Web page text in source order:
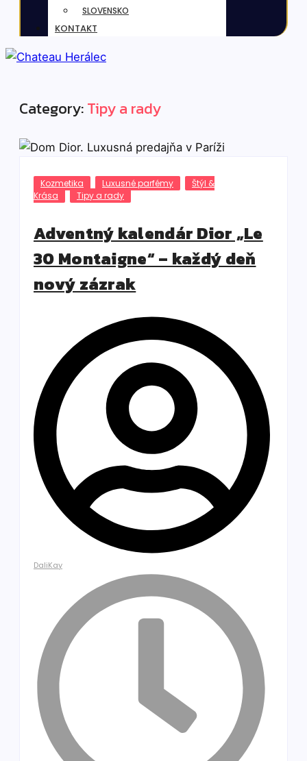
SLOVENSKO
KONTAKT
Category:Tipy a rady
Kozmetika Luxusné parfémy
Štýl &
Krása
Tipy a rady
Adventný kalendár Dior „Le
30 Montaigne“ – každý deň
nový zázrak
DaliKay